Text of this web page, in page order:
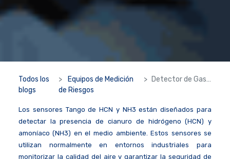
Todos los
blogs
Equipos de Medición
de Riesgos
Detector de Gas Tango X1
Los sensores Tango de HCN y NH3 están diseñados para
detectar la presencia de cianuro de hidrógeno (HCN) y
amoníaco (NH3) en el medio ambiente. Estos sensores se
utilizan normalmente en entornos industriales para
monitorizar la calidad del aire y garantizar la seguridad de